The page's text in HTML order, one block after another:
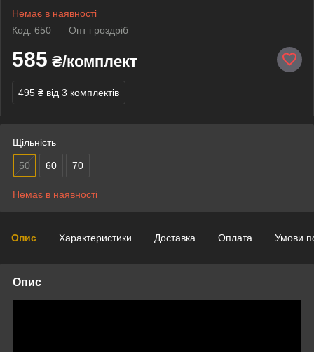
Немає в наявності
Код: 650
Опт і роздріб
585 ₴/комплект
495 ₴ від 3 комплектів
Щільність
50 60 70
Немає в наявності
Опис Характеристики Доставка Оплата Умови
Опис